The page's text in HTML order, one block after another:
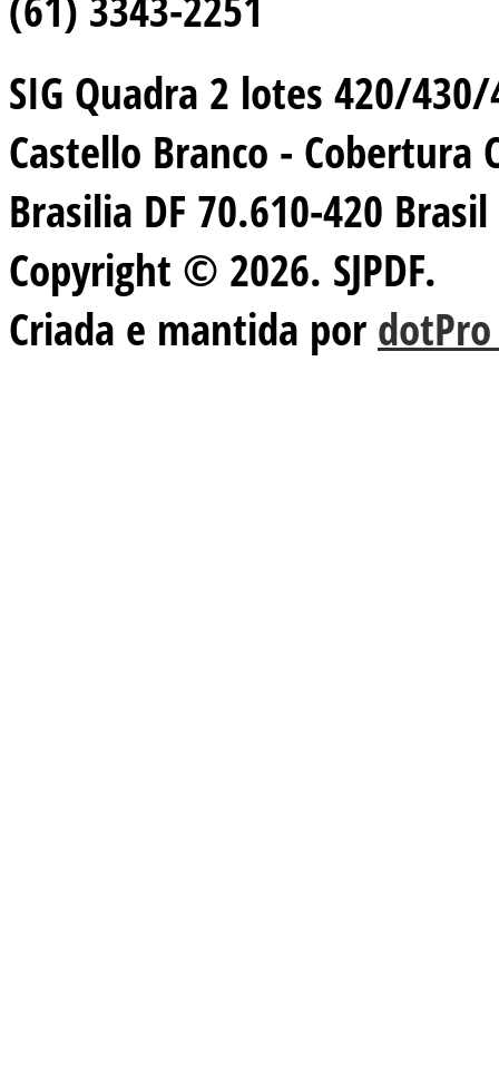
SIG Quadra 2 lotes 420/
Castello Branco - Cobertura
Brasilia DF 70.610-420 Brasil
Copyright © 2026. SJPDF.
Criada e mantida por